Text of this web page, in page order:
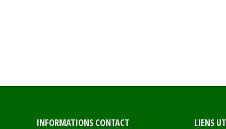
INFORMATIONS CONTACT LIENS